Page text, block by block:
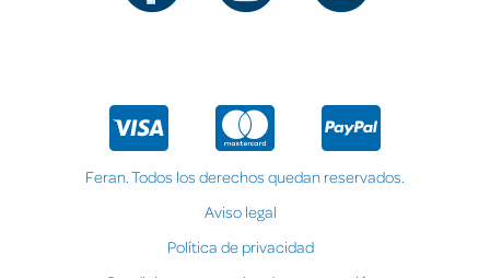
Feran. Todos los derechos quedan reservados.
Aviso legal
Política de privacidad